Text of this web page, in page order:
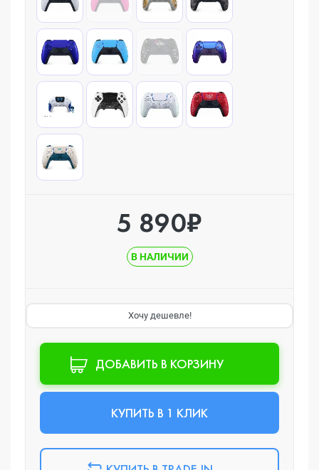
5 890₽
В НАЛИЧИИ
Хочу дешевле!
ДОБАВИТЬ В КОРЗИНУ
КУПИТЬ В 1 КЛИК